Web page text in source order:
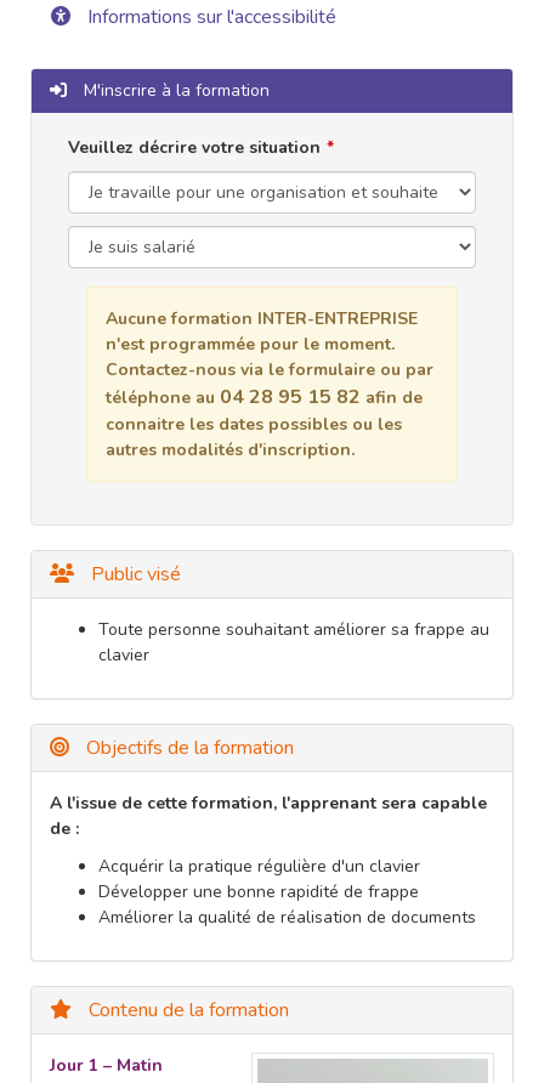
Informations sur l'accessibilité
M'inscrire à la formation
Veuillez décrire votre situation
Aucune formation INTER-ENTREPRISE
n'est programmée pour le moment.
Contactez-nous via le formulaire ou par
téléphone au 04 28 95 15 82 afin de
connaitre les dates possibles ou les
autres modalités d'inscription.
Public visé
Toute personne souhaitant améliorer sa frappe au
clavier
Objectifs de la formation
A l'issue de cette formation, l'apprenant sera capable
de :
Acquérir la pratique régulière d'un clavier
Développer une bonne rapidité de frappe
Améliorer la qualité de réalisation de documents
Contenu de la formation
Jour 1 – Matin